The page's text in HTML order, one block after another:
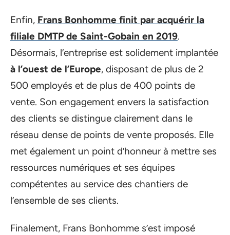
Enfin, Frans Bonhomme finit par acquérir la
filiale DMTP de Saint-Gobain en 2019.
Désormais, l’entreprise est solidement implantée
à l’ouest de l’Europe, disposant de plus de 2
500 employés et de plus de 400 points de
vente. Son engagement envers la satisfaction
des clients se distingue clairement dans le
réseau dense de points de vente proposés. Elle
met également un point d’honneur à mettre ses
ressources numériques et ses équipes
compétentes au service des chantiers de
l’ensemble de ses clients.
Finalement, Frans Bonhomme s’est imposé